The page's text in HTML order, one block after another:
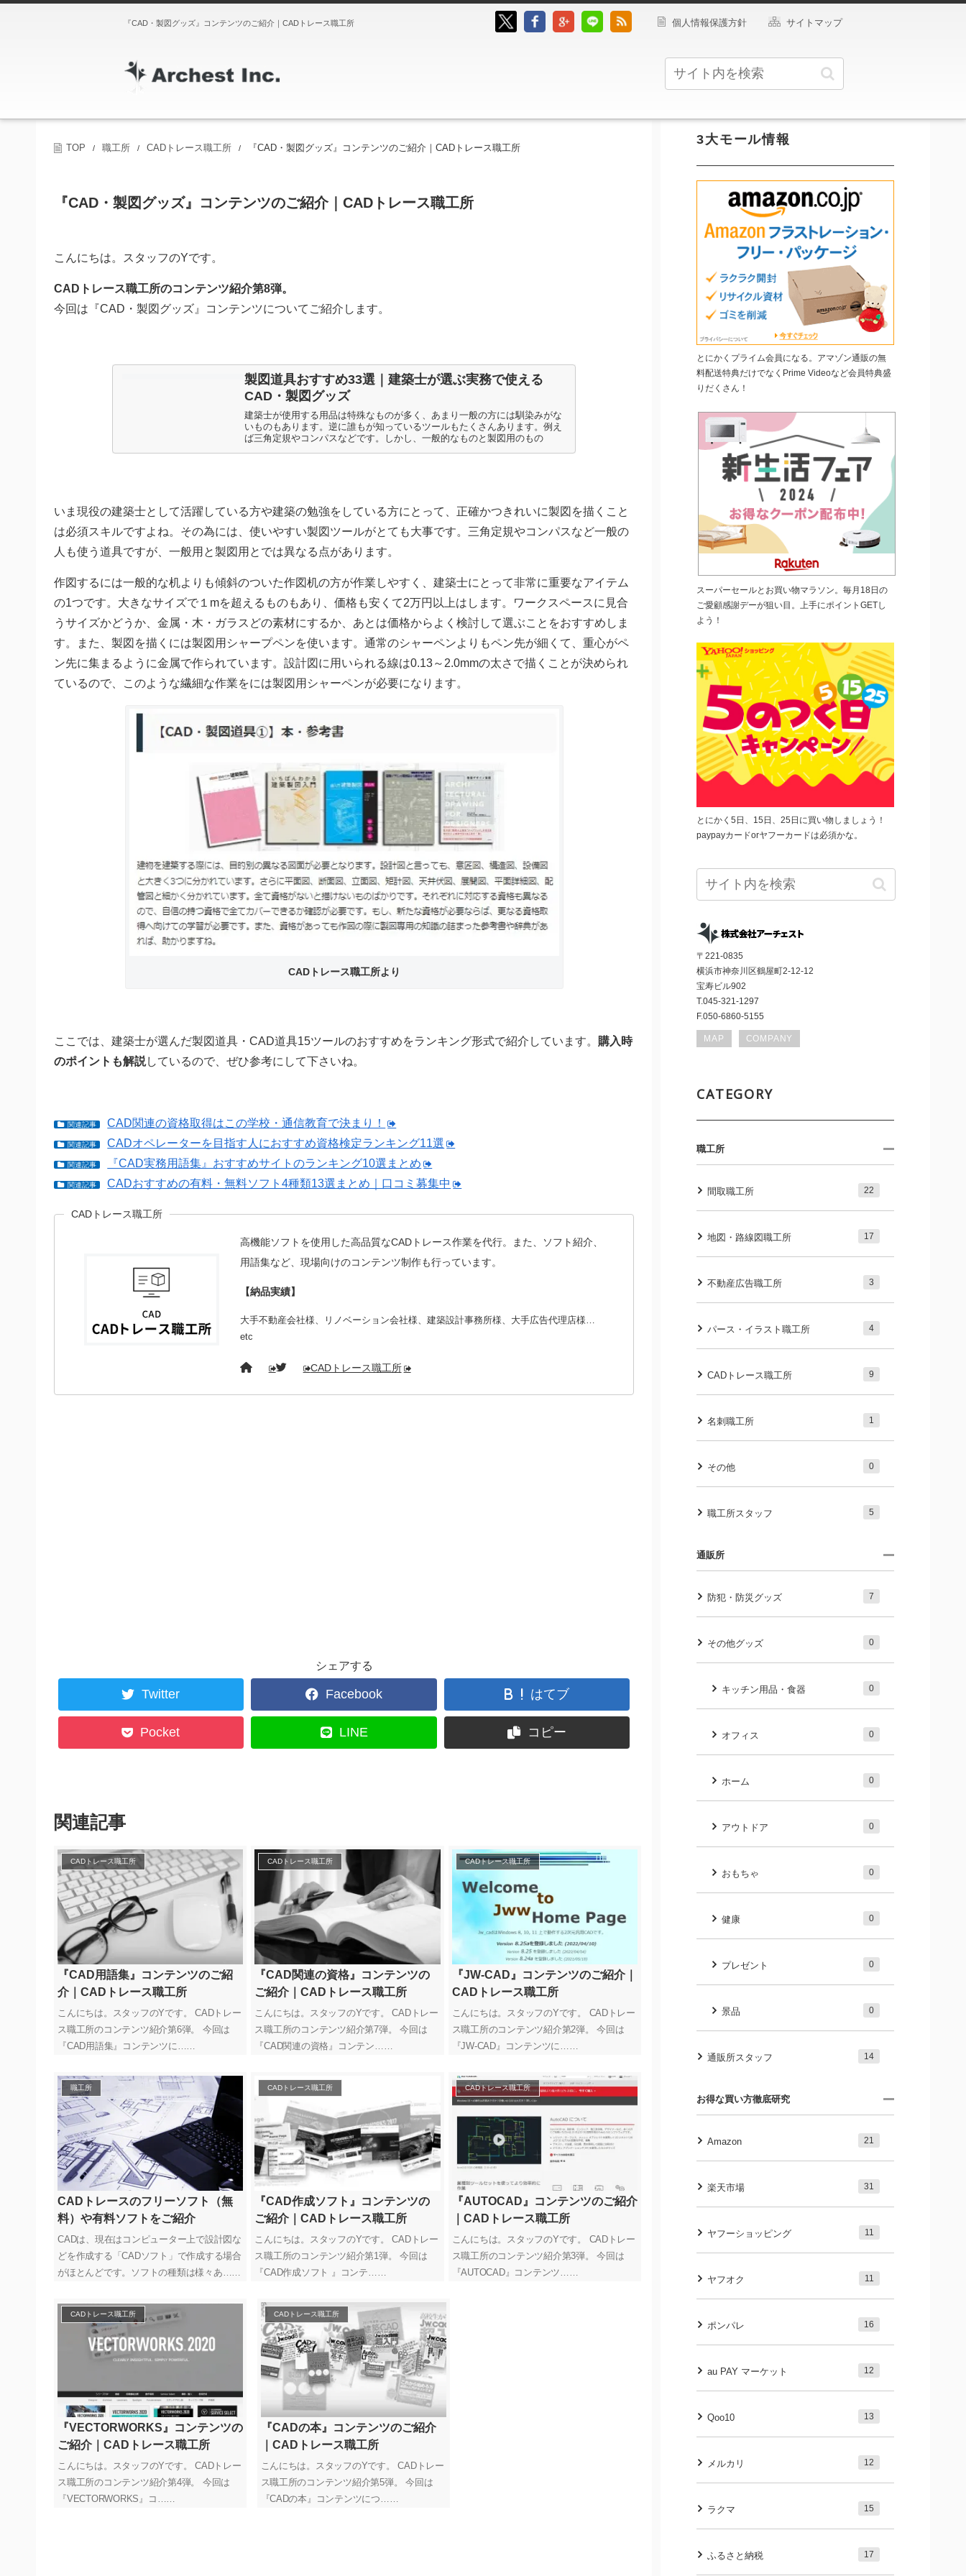
『CAD・製図グッズ』コンテンツのご紹介｜CADトレース職工所 個人情報保護方針 サイトマップ
TOP / 職工所 / CADトレース職工所 / 『CAD・製図グッズ』コンテンツのご紹介｜CADトレース職工所
『CAD・製図グッズ』コンテンツのご紹介｜CADトレース職工所
こんにちは。スタッフのYです。
CADトレース職工所のコンテンツ紹介第8弾。
今回は『CAD・製図グッズ』コンテンツについてご紹介します。
製図道具おすすめ33選｜建築士が選ぶ実務で使える
CAD・製図グッズ
建築士が使用する用品は特殊なものが多く、あまり一般の方には馴染みがな
いものもあります。逆に誰もが知っているツールもたくさんあります。例え
ば三角定規やコンパスなどです。しかし、一般的なものと製図用のもの
いま現役の建築士として活躍している方や建築の勉強をしている方にとって、正確かつきれいに製図を描くこと
は必須スキルですよね。その為には、使いやすい製図ツールがとても大事です。三角定規やコンパスなど一般の
人も使う道具ですが、一般用と製図用とでは異なる点があります。
作図するには一般的な机よりも傾斜のついた作図机の方が作業しやすく、建築士にとって非常に重要なアイテム
の1つです。大きなサイズで１mを超えるものもあり、価格も安くて2万円以上はします。ワークスペースに見合
うサイズかどうか、金属・木・ガラスどの素材にするか、あとは価格からよく検討して選ぶことをおすすめしま
す。また、製図を描くには製図用シャープペンを使います。通常のシャーペンよりもペン先が細くて、重心がペ
ン先に集まるように金属で作られています。設計図に用いられる線は0.13～2.0mmの太さで描くことが決められ
ているので、このような繊細な作業をには製図用シャーペンが必要になります。
CADトレース職工所より
ここでは、建築士が選んだ製図道具・CAD道具15ツールのおすすめをランキング形式で紹介しています。 購入時
のポイントも解説しているので、ぜひ参考にして下さいね。
関連記事 CAD関連の資格取得はこの学校・通信教育で決まり！
関連記事 CADオペレーターを目指す人におすすめ資格検定ランキング11選
関連記事 『CAD実務用語集』おすすめサイトのランキング10選まとめ
関連記事 CADおすすめの有料・無料ソフト4種類13選まとめ｜口コミ募集中
CADトレース職工所
高機能ソフトを使用した高品質なCADトレース作業を代行。また、ソフト紹介、
用語集など、現場向けのコンテンツ制作も行っています。
【納品実績】
大手不動産会社様、リノベーション会社様、建築設計事務所様、大手広告代理店様…
etc
CADトレース職工所
シェアする
Twitter Facebook はてブ
Pocket LINE コピー
関連記事
CADトレース職工所
『CAD用語集』コンテンツのご紹
介｜CADトレース職工所
こんにちは。スタッフのYです。 CADトレー
ス職工所のコンテンツ紹介第6弾。 今回は
『CAD用語集』コンテンツに……
CADトレース職工所
『CAD関連の資格』コンテンツの
ご紹介｜CADトレース職工所
こんにちは。スタッフのYです。 CADトレー
ス職工所のコンテンツ紹介第7弾。 今回は
『CAD関連の資格』コンテン……
CADトレース職工所
『JW-CAD』コンテンツのご紹介｜
CADトレース職工所
こんにちは。スタッフのYです。 CADトレー
ス職工所のコンテンツ紹介第2弾。 今回は
『JW-CAD』コンテンツに……
職工所
CADトレースのフリーソフト（無
料）や有料ソフトをご紹介
CADは、現在はコンピューター上で設計図な
どを作成する「CADソフト」で作成する場合
がほとんどです。ソフトの種類は様々あ……
CADトレース職工所
『CAD作成ソフト』コンテンツの
ご紹介｜CADトレース職工所
こんにちは。スタッフのYです。 CADトレー
ス職工所のコンテンツ紹介第1弾。 今回は
『CAD作成ソフト 』コンテ……
CADトレース職工所
『AUTOCAD』コンテンツのご紹介
｜CADトレース職工所
こんにちは。スタッフのYです。 CADトレー
ス職工所のコンテンツ紹介第3弾。 今回は
『AUTOCAD』コンテンツ……
CADトレース職工所
『VECTORWORKS』コンテンツの
ご紹介｜CADトレース職工所
こんにちは。スタッフのYです。 CADトレー
ス職工所のコンテンツ紹介第4弾。 今回は
『VECTORWORKS』コ……
CADトレース職工所
『CADの本』コンテンツのご紹介
｜CADトレース職工所
こんにちは。スタッフのYです。 CADトレー
ス職工所のコンテンツ紹介第5弾。 今回は
『CADの本』コンテンツにつ……
3大モール情報
とにかくプライム会員になる。アマゾン通販の無
料配送特典だけでなくPrime Videoなど会員特典盛
りだくさん！
スーパーセールとお買い物マラソン。毎月18日の
ご愛顧感謝デーが狙い目。上手にポイントGETし
よう！
とにかく5日、15日、25日に買い物しましょう！
paypayカードorヤフーカードは必須かな。
〒221-0835
横浜市神奈川区鶴屋町2-12-12
宝寿ビル902
T.045-321-1297
F.050-6860-5155
MAP COMPANY
CATEGORY
職工所
間取職工所 22
地図・路線図職工所 17
不動産広告職工所 3
パース・イラスト職工所 4
CADトレース職工所 9
名刺職工所 1
その他 0
職工所スタッフ 5
通販所
防犯・防災グッズ 7
その他グッズ 0
キッチン用品・食器 0
オフィス 0
ホーム 0
アウトドア 0
おもちゃ 0
健康 0
プレゼント 0
景品 0
通販所スタッフ 14
お得な買い方徹底研究
Amazon 21
楽天市場 31
ヤフーショッピング 11
ヤフオク 11
ポンパレ 16
au PAY マーケット 12
Qoo10 13
メルカリ 12
ラクマ 15
ふるさと納税 17